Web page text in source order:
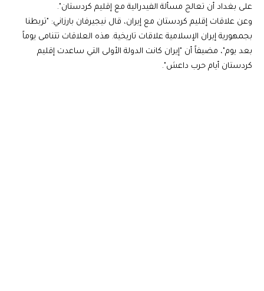
على بغداد أن تعالج مسألة الفيدرالية مع إقليم كردستان".
وعن علاقات إقليم كردستان مع إيران، قال نيجيرفان بارزاني: "تربطنا
بجمهورية إيران الإسلامية علاقات تاريخية. هذه العلاقات تتنامى يوماً
بعد يوم"، مضيفاً أن "إيران كانت الدولة الأولى التي ساعدت إقليم
كردستان أيام حرب داعش".